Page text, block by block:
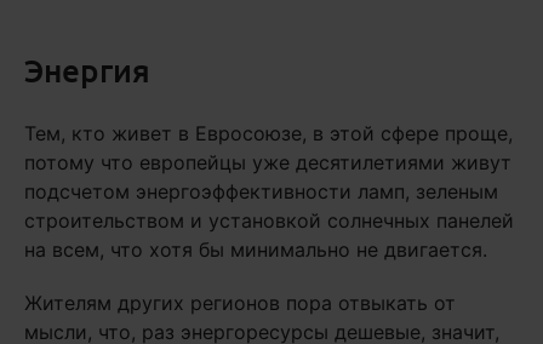
Энергия
Тем, кто живет в Евросоюзе, в этой сфере проще,
потому что европейцы уже десятилетиями живут
подсчетом энергоэффективности ламп, зеленым
строительством и установкой солнечных панелей
на всем, что хотя бы минимально не двигается.
Жителям других регионов пора отвыкать от
мысли, что, раз энергоресурсы дешевые, значит,